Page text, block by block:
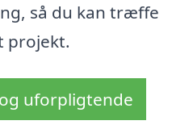
så du kan træffe
projekt.
uforpligtende